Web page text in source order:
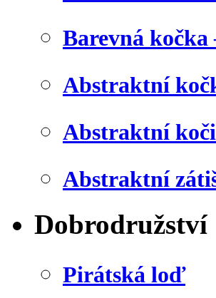
Barevná
Abstraktní
Abstraktní
Abstraktní
Dobrodružství
Pirátská loď